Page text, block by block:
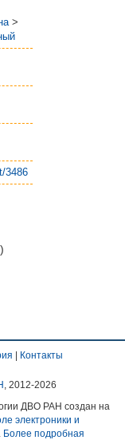
>
3486
| Контакты
, 2012-2026
ДВО РАН создан на
электроники и
Более подробная